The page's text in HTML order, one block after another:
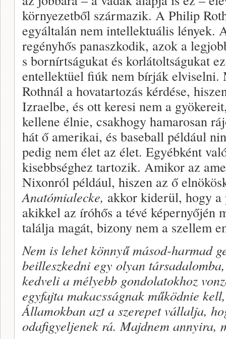
környezetből származik. A Philip
egyáltalán nem intellektuális lények.
regényhős panaszkodik, azok a
s bornírtságukat és korlátoltságukat
entellektüel fiúk nem bírják elviselni.
Rothnál a hovatartozás kérdése,
Izraelbe, és ott keresi nem a
kellene élnie, csakhogy hamarosan
hát ő amerikai, és baseball például
pedig nem élet az élet. Egyébként
kisebbséghez tartozik. Amikor az
Nixonról például, hiszen az ő
Anatómialecke, akkor kiderül, hogy
akikkel az íróhős a tévé képernyőjén
találja magát, bizony nem a szellem
Nem is lehet könnyű másod-harmad
beilleszkedni egy olyan
kedveli a mélyebb gondolatokhoz
egyfajta makacsságnak működnie
Államokban azt a szerepet vállalja,
odafigyeljenek rá. Majdnem annyira,